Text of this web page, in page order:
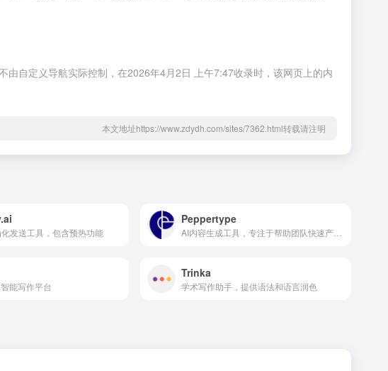
自定义导航实际控制，在2026年4月2日 上午7:47收录时，该网页上的内
本文地址https://www.zdydh.com/sites/7362.html转载请注明
发送工具，包含预热功能
Peppertype
能写作平台
Trinka
学术写作助手，提供语法和语言润色